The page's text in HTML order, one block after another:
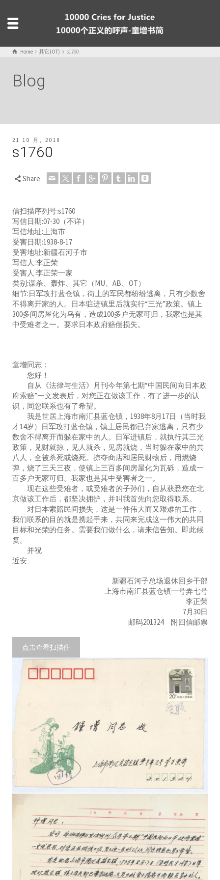
Home 其它(OT) s1760
Blog
21 10 月, 2018
s1760
Share
信扫描序列号:s1760
写信日期:07-30（不详）
写信地址:上海市
受害日期:1938-8-17
受害地址:新疆石河子市
写信人:李正荣
受害人:李正荣一家
类别:谋杀、轰炸、其它（MU、AB、OT）
细节:日军攻打蓝仓镇，街上的军民都纷纷逃离，只有少数舍
不得离开家的人。日本驻进镇里后就实行“三光”政策。镇上
300多间房屋化为乌有，造成100多户无家可归，我家也是其
中受难者之一。要求日本政府赔偿损失。
童增同志：
您好！
自从《法律与生活》月刊今年第七期“中国民间向日本政
府索赔”一文发表后，对您正在做该工作，有了进一步的认
识，同您联系也有了希望。
我是世居上海市南汇县蓝仓镇，1938年8月17日（当时我
才14岁）日军攻打蓝仓镇，镇上居民都已弃家逃离，只有少
数舍不得离开而躲在家中的人。日军进镇后，就执行其三光
政策，见财就掠，见人就杀，见房就烧，当时躲在家中的共
八人，全被杀死或烧死。掠夺商店和居民财物后，用燃烧
弹，烧了三天三夜，使镇上三百多间房屋化为瓦砾，造成一
百多户无家可归。我家也是其中受害者之一。
现在这些受难者，或受难者的子孙们，自从获悉您在北
京做该工作后，都坚决拥护，并叫我首先向您取得联系。
对日本索赔民间损失，这是一件伟大而又艰难的工作，
我们联系的目的就是携起手来，共同来完成这一伟大的共同
目标和光荣的任务。需要我们做什么，请来信告知。即此候
复。
并祝
近安
新疆石河子总场退休回乡干部
上海市南汇县蓝仓镇一号弄七号
李正荣
7月30日
邮码201324 附回信邮票